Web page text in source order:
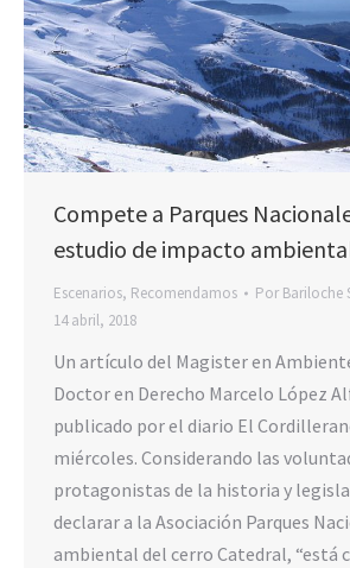
Compete a Parques
estudio de impacto
Escenarios, Recomendamos Por Bariloche
14 abril, 2018
Un artículo del Magister en
Doctor en Derecho Marcelo López
publicado por el diario El
miércoles. Considerando las
protagonistas de la historia y
declarar a la Asociación Parques
ambiental del cerro Catedral, “está